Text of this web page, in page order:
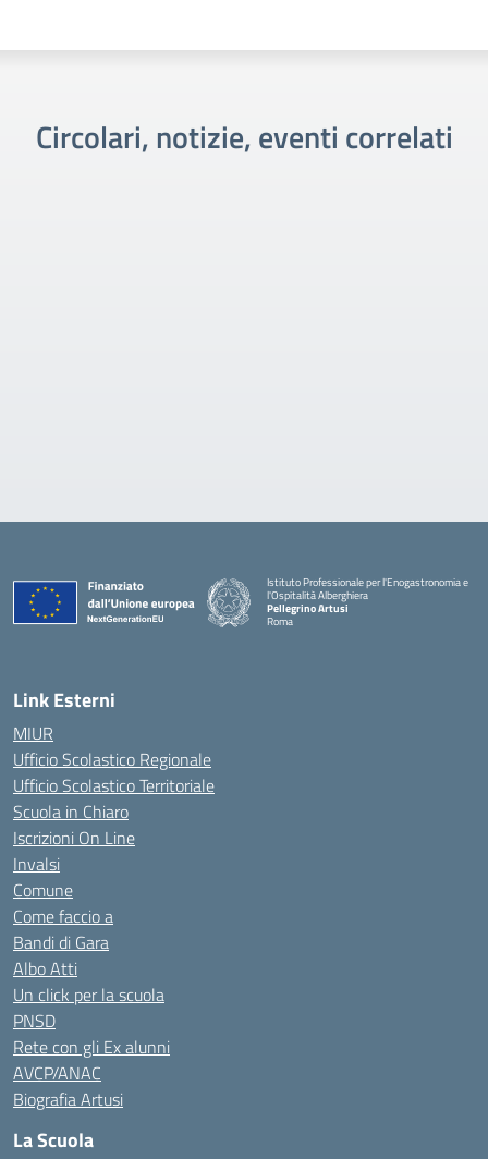
Circolari, notizie, eventi correlati
Istituto Professionale per l'Enogastronomia e
l'Ospitalità Alberghiera
Pellegrino Artusi
Roma
Link Esterni
MIUR
Ufficio Scolastico Regionale
Ufficio Scolastico Territoriale
Scuola in Chiaro
Iscrizioni On Line
Invalsi
Comune
Come faccio a
Bandi di Gara
Albo Atti
Un click per la scuola
PNSD
Rete con gli Ex alunni
AVCP/ANAC
Biografia Artusi
La Scuola